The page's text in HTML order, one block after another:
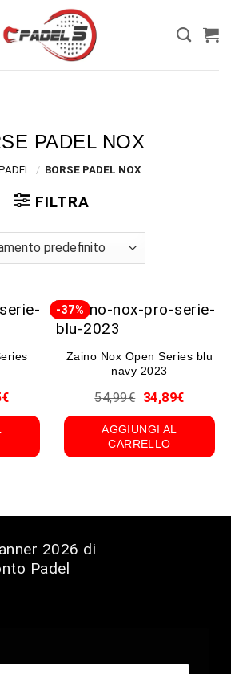
PADEL NOX
/ BORSE PADEL NOX
FILTRA
€
-37%
Zaino Nox Open Series blu
navy 2023
54,99€ 34,89€
AGGIUNGI AL
CARRELLO